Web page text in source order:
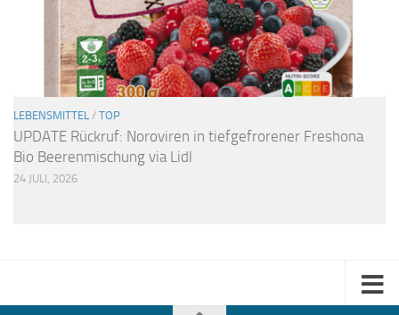
LEBENSMITTEL / TOP
UPDATE Rückruf: Noroviren in tiefgefrorener Freshona
Bio Beerenmischung via Lidl
24 JULI, 2026